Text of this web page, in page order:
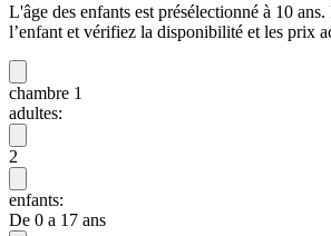
L'âge des enfants est présélectionné à 10
l’enfant et vérifiez la disponibilité et les prix
chambre 1
adultes:
2
enfants:
De 0 a 17 ans